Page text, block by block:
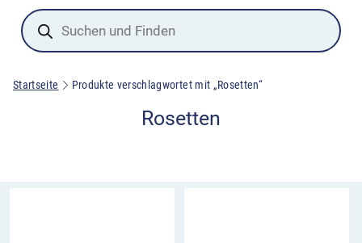
Products
search
Startseite Produkte verschlagwortet mit „Rosetten“
Rosetten